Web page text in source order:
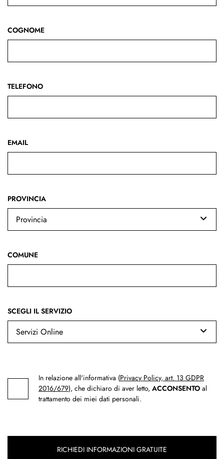
COGNOME
TELEFONO
EMAIL
PROVINCIA
Provincia
COMUNE
SCEGLI IL SERVIZIO
Servizi Online
In relazione all'informativa (Privacy Policy, art. 13 GDPR
2016/679), che dichiaro di aver letto, ACCONSENTO al
trattamento dei miei dati personali.
RICHIEDI INFORMAZIONI GRATUITE